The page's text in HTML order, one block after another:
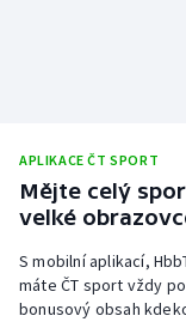
APLIKACE ČT SPORT
Mějte celý
velké
S mobilní aplikací,
máte ČT sport vždy
bonusový obsah